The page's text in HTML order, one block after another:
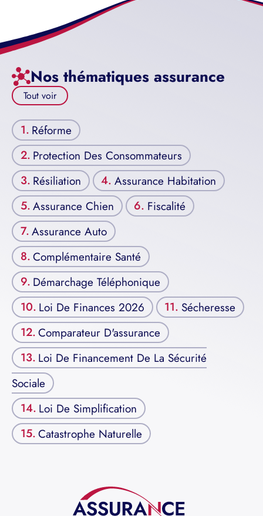
Nos thématiques assurance
Tout voir
Réforme
Protection Des Consommateurs
Résiliation
Assurance Habitation
Assurance Chien
Fiscalité
Assurance Auto
Complémentaire Santé
Démarchage Téléphonique
Loi De Finances 2026
Sécheresse
Comparateur D'assurance
Loi De Financement De La Sécurité
Sociale
Loi De Simplification
Catastrophe Naturelle